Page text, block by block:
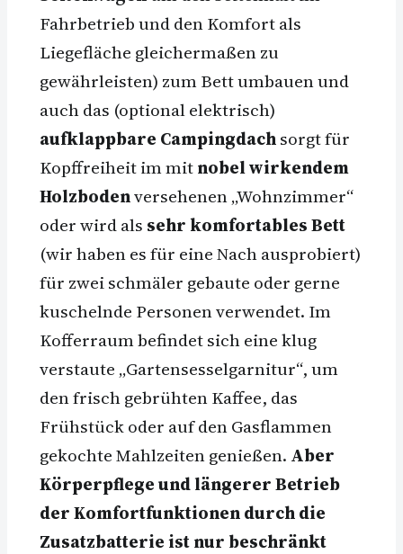
Fahrbetrieb und den Komfort als
Liegefläche gleichermaßen zu
gewährleisten) zum Bett umbauen und
auch das (optional elektrisch)
aufklappbare Campingdachsorgt für
Kopffreiheit im mitnobel wirkendem
Holzbodenversehenen „Wohnzimmer“
oder wird als sehr komfortables Bett
(wir haben es für eine Nach ausprobiert)
für zwei schmäler gebaute oder gerne
kuschelnde Personen verwendet. Im
Kofferraum befindet sich eine klug
verstaute „Gartensesselgarnitur“, um
den frisch gebrühten Kaffee, das
Frühstück oder auf den Gasflammen
gekochte Mahlzeiten genießen. Aber
Körperpflege und längerer Betrieb
der Komfortfunktionen durch die
Zusatzbatterie ist nur beschränkt